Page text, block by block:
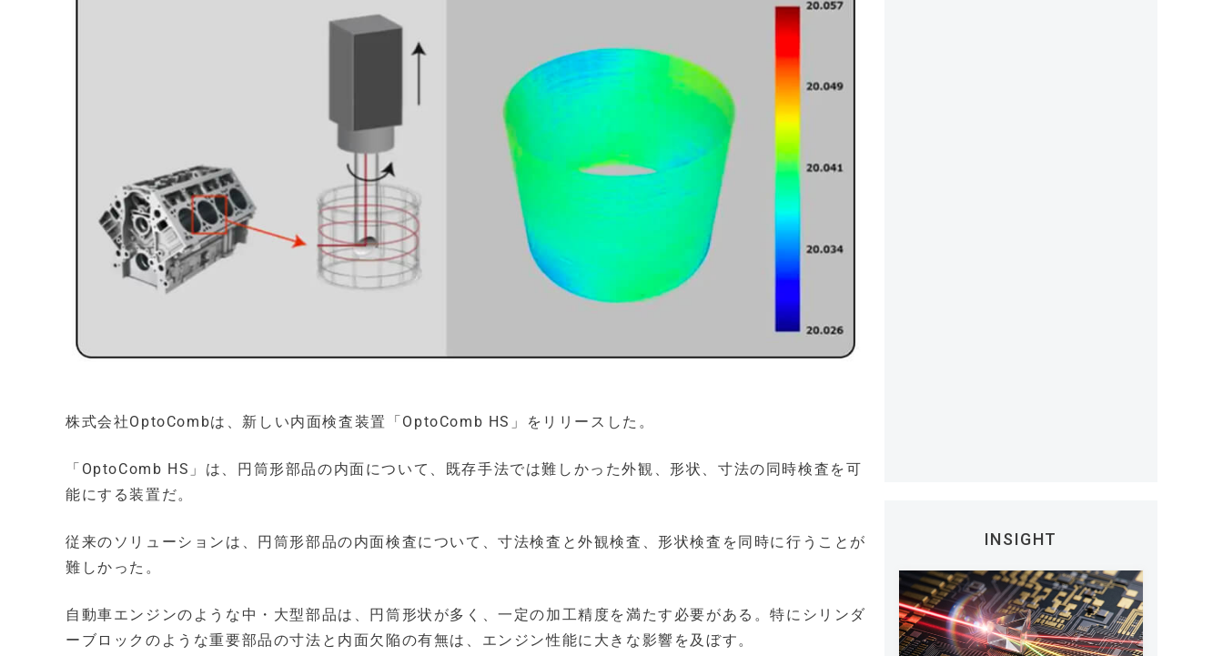
株式会社OptoCombは、新しい内面検査装置「OptoComb HS」をリリースした。
「OptoComb HS」は、円筒形部品の内面について、既存手法では難しかった外観、形状、寸法の同時検査を可
能にする装置だ。
従来のソリューションは、円筒形部品の内面検査について、寸法検査と外観検査、形状検査を同時に行うことが
難しかった。
自動車エンジンのような中・大型部品は、円筒形状が多く、一定の加工精度を満たす必要がある。特にシリンダ
ーブロックのような重要部品の寸法と内面欠陥の有無は、エンジン性能に大きな影響を及ぼす。
INSIGHT